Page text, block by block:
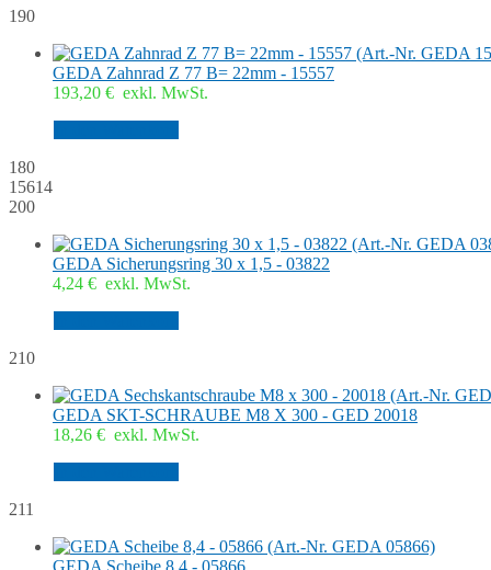
190
GEDA Zahnrad Z 77 B= 22mm - 15557
193,20 € exkl. MwSt.
180
15614
200
GEDA Sicherungsring 30 x 1,5 - 03822
4,24 € exkl. MwSt.
210
GEDA SKT-SCHRAUBE M8 X 300 - GED 20018
18,26 € exkl. MwSt.
211